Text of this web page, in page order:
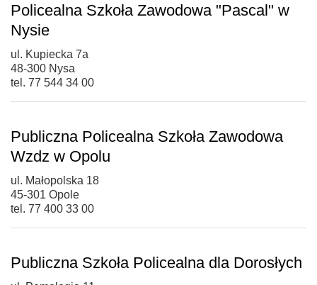
Policealna Szkoła Zawodowa "Pascal" w
Nysie
ul. Kupiecka 7a
48-300 Nysa
tel. 77 544 34 00
Publiczna Policealna Szkoła Zawodowa
Wzdz w Opolu
ul. Małopolska 18
45-301 Opole
tel. 77 400 33 00
Publiczna Szkoła Policealna dla Dorosłych